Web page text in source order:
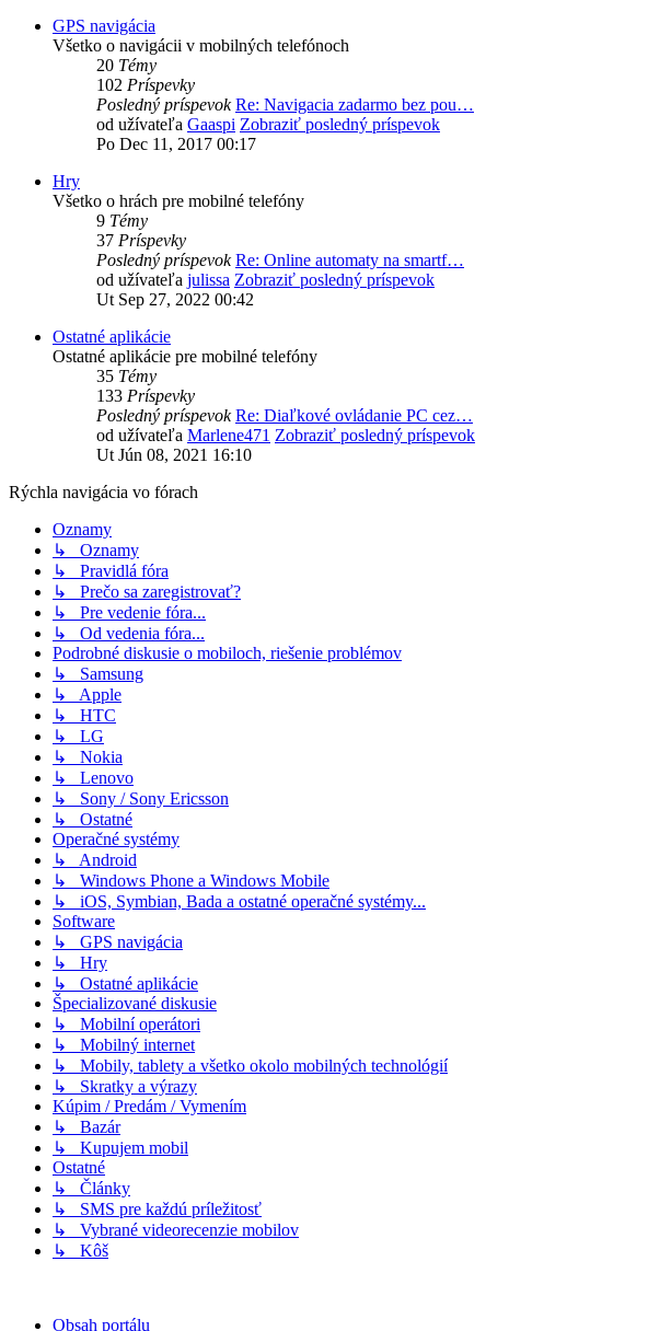
GPS navigácia
Všetko o navigácii v mobilných telefónoch
20 Témy
102 Príspevky
Posledný príspevok Re: Navigacia zadarmo bez pou…
od užívateľa Gaaspi Zobraziť posledný príspevok
Po Dec 11, 2017 00:17
Hry
Všetko o hrách pre mobilné telefóny
9 Témy
37 Príspevky
Posledný príspevok Re: Online automaty na smartf…
od užívateľa julissa Zobraziť posledný príspevok
Ut Sep 27, 2022 00:42
Ostatné aplikácie
Ostatné aplikácie pre mobilné telefóny
35 Témy
133 Príspevky
Posledný príspevok Re: Diaľkové ovládanie PC cez…
od užívateľa Marlene471 Zobraziť posledný príspevok
Ut Jún 08, 2021 16:10
Rýchla navigácia vo fórach
Oznamy
↳ Oznamy
↳ Pravidlá fóra
↳ Prečo sa zaregistrovať?
↳ Pre vedenie fóra...
↳ Od vedenia fóra...
Podrobné diskusie o mobiloch, riešenie problémov
↳ Samsung
↳ Apple
↳ HTC
↳ LG
↳ Nokia
↳ Lenovo
↳ Sony / Sony Ericsson
↳ Ostatné
Operačné systémy
↳ Android
↳ Windows Phone a Windows Mobile
↳ iOS, Symbian, Bada a ostatné operačné systémy...
Software
↳ GPS navigácia
↳ Hry
↳ Ostatné aplikácie
Špecializované diskusie
↳ Mobilní operátori
↳ Mobilný internet
↳ Mobily, tablety a všetko okolo mobilných technológií
↳ Skratky a výrazy
Kúpim / Predám / Vymením
↳ Bazár
↳ Kupujem mobil
Ostatné
↳ Články
↳ SMS pre každú príležitosť
↳ Vybrané videorecenzie mobilov
↳ Kôš
Obsah portálu